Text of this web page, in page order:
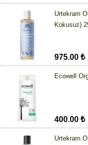
Urtekram
Kokusuz)
975.00 ₺
Ecowell
400.00 ₺
Urtekram